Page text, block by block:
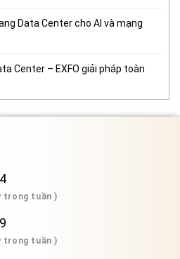
Data Center cho AI và mạng
Center – EXFO giải pháp toàn
trong tuần )
trong tuần )